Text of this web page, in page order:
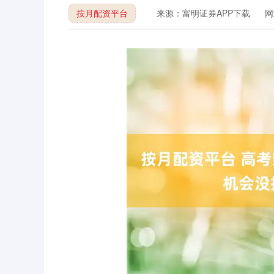
按月配资平台 来源：富明证券APP下载